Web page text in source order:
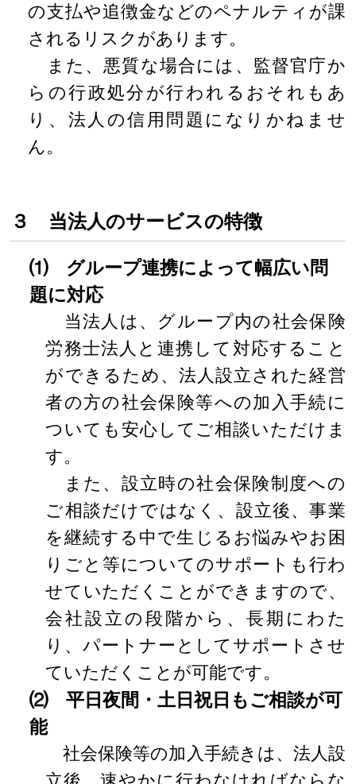
の支払や追徴金などのペナルティが課
されるリスクがあります。
また、悪質な場合には、監督官庁か
らの行政処分が行われるおそれもあ
り、法人の信用問題になりかねませ
ん。
３ 当法人のサービスの特徴
⑴ グループ連携によって幅広い問
題に対応
当法人は、グループ内の社会保険
労務士法人と連携して対応すること
ができるため、法人設立された経営
者の方の社会保険等への加入手続に
ついても安心してご相談いただけま
す。
また、設立時の社会保険制度への
ご相談だけではなく、設立後、事業
を継続する中で生じるお悩みやお困
りごと等についてのサポートも行わ
せていただくことができますので、
会社設立の段階から、長期にわた
り、パートナーとしてサポートさせ
ていただくことが可能です。
⑵ 平日夜間・土日祝日もご相談が可
能
社会保険等の加入手続きは、法人設